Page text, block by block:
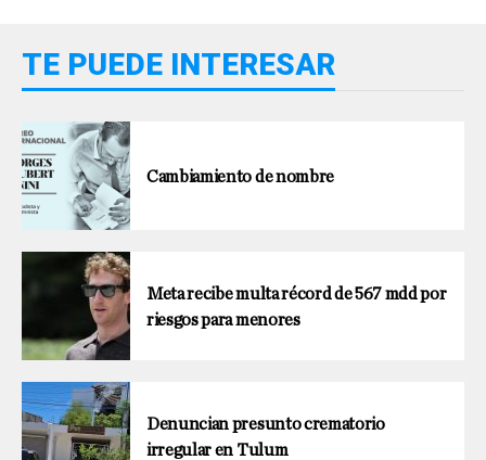
TE PUEDE INTERESAR
Cambiamiento de nombre
Meta recibe multa récord de 567 mdd por
riesgos para menores
Denuncian presunto crematorio
irregular en Tulum